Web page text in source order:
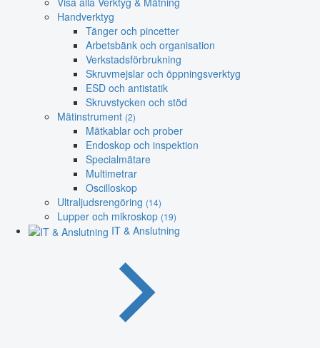
Handverktyg
Tänger och pincetter
Arbetsbänk och organisation
Verkstadsförbrukning
Skruvmejslar och öppningsverktyg
ESD och antistatik
Skruvstycken och stöd
Mätinstrument (2)
Mätkablar och prober
Endoskop och inspektion
Specialmätare
Multimetrar
Oscilloskop
Ultraljudsrengöring (14)
Lupper och mikroskop (19)
IT & Anslutning